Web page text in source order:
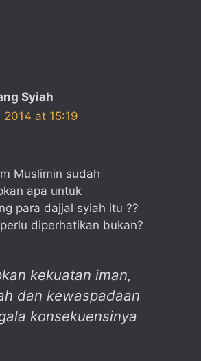
Syiah
2014 at 15:19
Muslimin sudah
apa untuk
para dajjal syiah itu ??
diperhatikan bukan?
kekuatan iman,
dan kewaspadaan
konsekuensinya